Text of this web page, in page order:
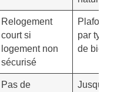
Relogement
court si
logement non
sécurisé
Plafonds
par type
de biens
Pas de
Jusqu’à